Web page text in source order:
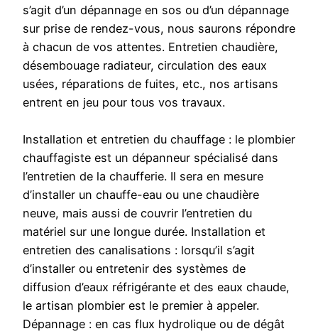
s’agit d’un dépannage en sos ou d’un dépannage
sur prise de rendez-vous, nous saurons répondre
à chacun de vos attentes. Entretien chaudière,
désembouage radiateur, circulation des eaux
usées, réparations de fuites, etc., nos artisans
entrent en jeu pour tous vos travaux.
Installation et entretien du chauffage : le plombier
chauffagiste est un dépanneur spécialisé dans
l’entretien de la chaufferie. Il sera en mesure
d’installer un chauffe-eau ou une chaudière
neuve, mais aussi de couvrir l’entretien du
matériel sur une longue durée. Installation et
entretien des canalisations : lorsqu’il s’agit
d’installer ou entretenir des systèmes de
diffusion d’eaux réfrigérante et des eaux chaude,
le artisan plombier est le premier à appeler.
Dépannage : en cas flux hydrolique ou de dégât